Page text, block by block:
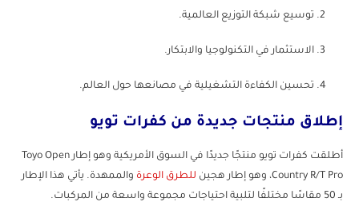
توسيع شبكة التوزيع العالمية.
الاستثمار في التكنولوجيا والابتكار.
تحسين الكفاءة التشغيلية في مصانعها حول العالم.
إطلاق منتجات جديدة من كفرات تويو
أطلقت كفرات تويو منتجًا جديدًا في السوق الأمريكية وهو إطار Toyo Open
Country R/T Pro، وهو إطار هجين
للطرق الوعرة والممهدة. يأتي هذا الإطار
بـ 50 مقاسًا مختلفًا لتلبية احتياجات مجموعة واسعة من المركبات.